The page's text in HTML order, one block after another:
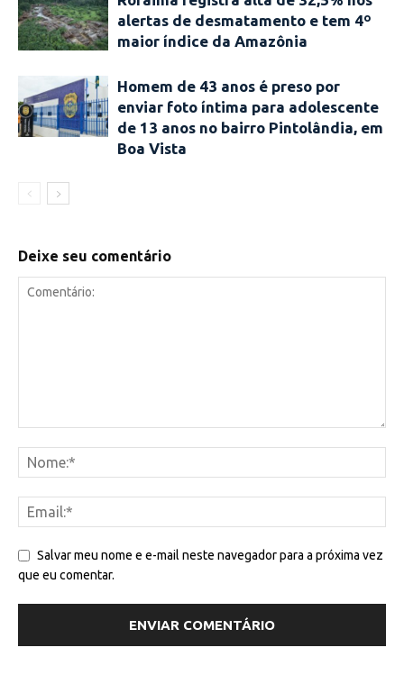
alertas de desmatamento e tem 4º
maior índice da Amazônia
Homem de 43 anos é preso por
enviar foto íntima para adolescente
de 13 anos no bairro Pintolândia, em
Boa Vista
Deixe seu comentário
Salvar meu nome e e-mail neste navegador para a próxima vez
que eu comentar.